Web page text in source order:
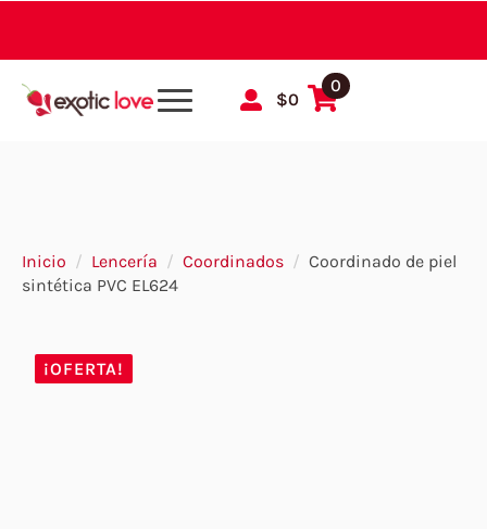
$0
0
Inicio Lencería Coordinados
Coordinado de piel
sintética PVC EL624
¡OFERTA!